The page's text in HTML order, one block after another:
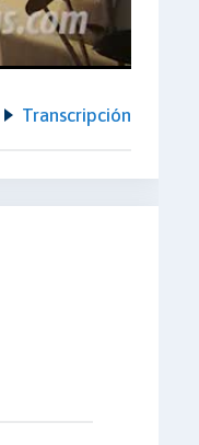
Transcripción